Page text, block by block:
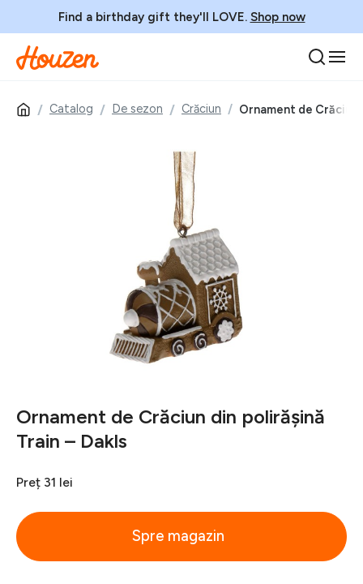
Find a birthday gift they'll LOVE. Shop now
Catalog De sezon Crăciun Ornament de Crăciun
Ornament de Crăciun din polirășină
Train – Dakls
Preț 31 lei
Spre magazin